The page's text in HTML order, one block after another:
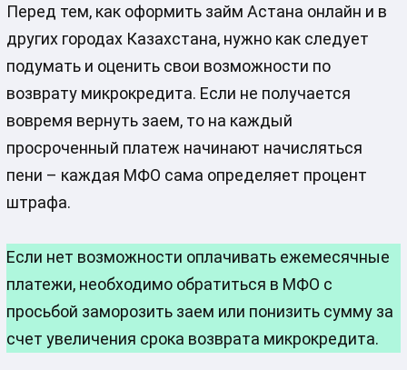
Перед тем, как оформить займ Астана онлайн и в
других городах Казахстана, нужно как следует
подумать и оценить свои возможности по
возврату микрокредита. Если не получается
вовремя вернуть заем, то на каждый
просроченный платеж начинают начисляться
пени – каждая МФО сама определяет процент
штрафа.
Если нет возможности оплачивать ежемесячные
платежи, необходимо обратиться в МФО с
просьбой заморозить заем или понизить сумму за
счет увеличения срока возврата микрокредита.